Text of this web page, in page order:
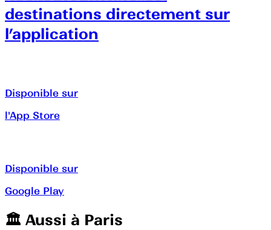
destinations directement sur
l’application
Disponible sur
l'App Store
Disponible sur
Google Play
🏛️️ Aussi à Paris